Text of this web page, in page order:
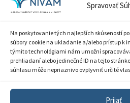
Spravovať
Na poskytovanie tých najlepších skúseností
súbory cookie na ukladanie a/alebo prístup k
týmito technológiami nám umožní
prehliadaní alebo jedinečné ID na tejto
súhlasu môže nepriaznivo ovplyvniť určité
Prijať
DIČ: 2020798714
Zásady ochrany